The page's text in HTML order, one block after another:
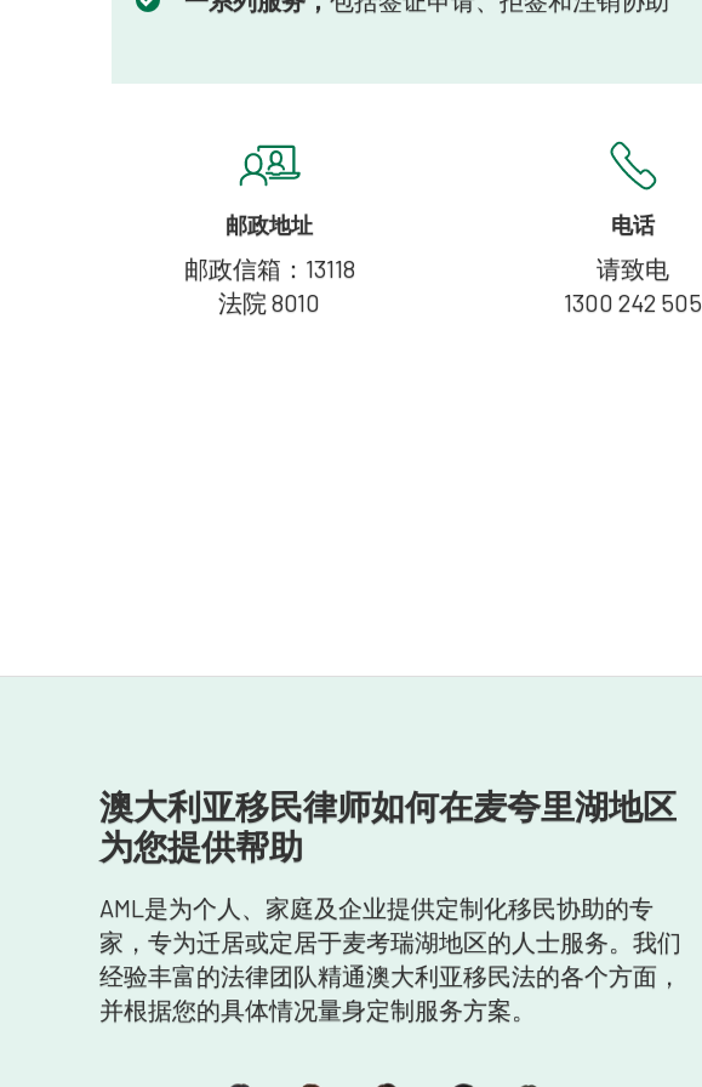
邮政地址
邮政信箱：13118
法院 8010
电话
请致电
1300 242 505
澳大利亚移民律师如何在麦夸里湖地区
为您提供帮助
AML是为个人、家庭及企业提供定制化移民协助的专
家，专为迁居或定居于麦考瑞湖地区的人士服务。我们
经验丰富的法律团队精通澳大利亚移民法的各个方面，
并根据您的具体情况量身定制服务方案。